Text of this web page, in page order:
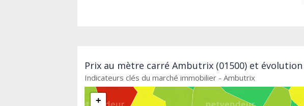
Prix au mètre carré Ambutrix (01500) et
Indicateurs clés du marché immobilier - Ambutrix
+